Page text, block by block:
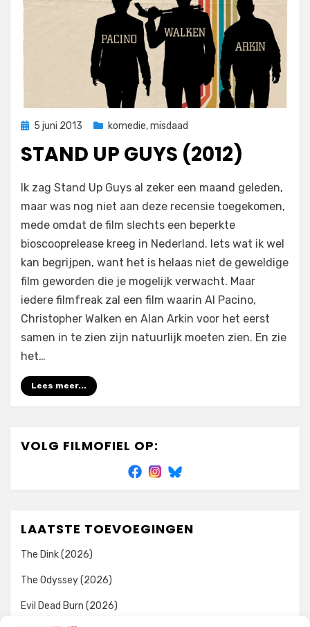
Geplaatst
5 juni 2013 komedie,misdaad
STAND UP GUYS (2012)
doorFilmofiel.nl
3 reacties
op
Stand
Up
Guys
(2012)
Ik zag Stand Up Guys al zeker een maand geleden,
maar was nog niet aan deze recensie toegekomen,
mede omdat de film slechts een beperkte
bioscooprelease kreeg in Nederland. Iets wat ik wel
kan begrijpen, want het is helaas niet de geweldige
film geworden die je mogelijk verwacht. Maar
iedere filmfreak zal een film waarin Al Pacino,
Christopher Walken en Alan Arkin voor het eerst
samen in te zien zijn natuurlijk moeten zien. En zie
het…
Lees meer...
VOLG FILMOFIEL OP:
LAATSTE TOEVOEGINGEN
The Dink (2026)
The Odyssey (2026)
Evil Dead Burn (2026)